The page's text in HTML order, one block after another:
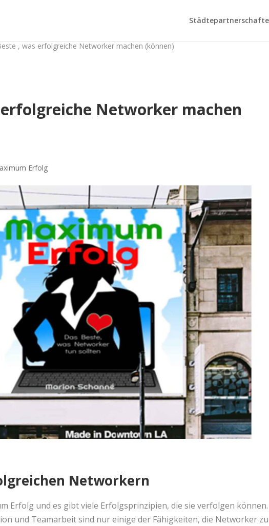
, was erfolgreiche Networker machen (können)
Networker machen
Erfolg
Networkern
Erfolg und es gibt viele Erfolgsprinzipien, die sie verfolgen können.
und Teamarbeit sind nur einige der Fähigkeiten, die Networker zu